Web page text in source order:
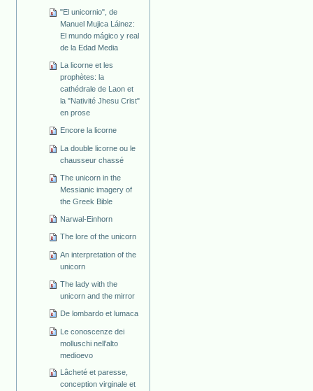
"El unicornio", de
Manuel Mujica Láinez:
El mundo mágico y real
de la Edad Media
La licorne et les
prophètes: la
cathédrale de Laon et
la "Nativité Jhesu Crist"
en prose
Encore la licorne
La double licorne ou le
chausseur chassé
The unicorn in the
Messianic imagery of
the Greek Bible
Narwal-Einhorn
The lore of the unicorn
An interpretation of the
unicorn
The lady with the
unicorn and the mirror
De lombardo et lumaca
Le conoscenze dei
molluschi nell'alto
medioevo
Lâcheté et paresse,
conception virginale et